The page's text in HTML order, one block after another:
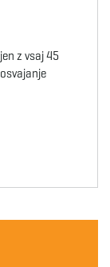
z vsaj 45